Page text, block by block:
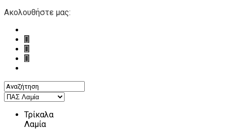
Ακολουθήστε μας:
Τρίκαλα
Λαμία